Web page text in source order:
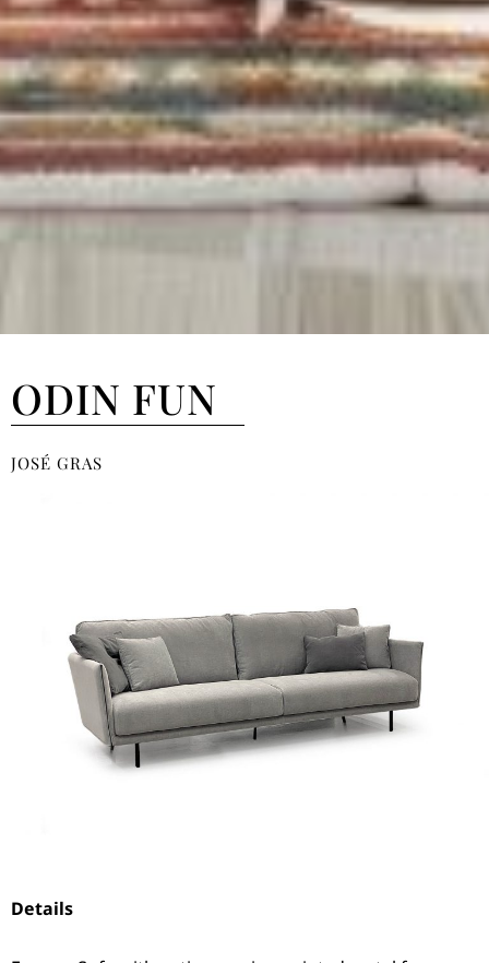
ODIN FUN
JOSÉ GRAS
Details